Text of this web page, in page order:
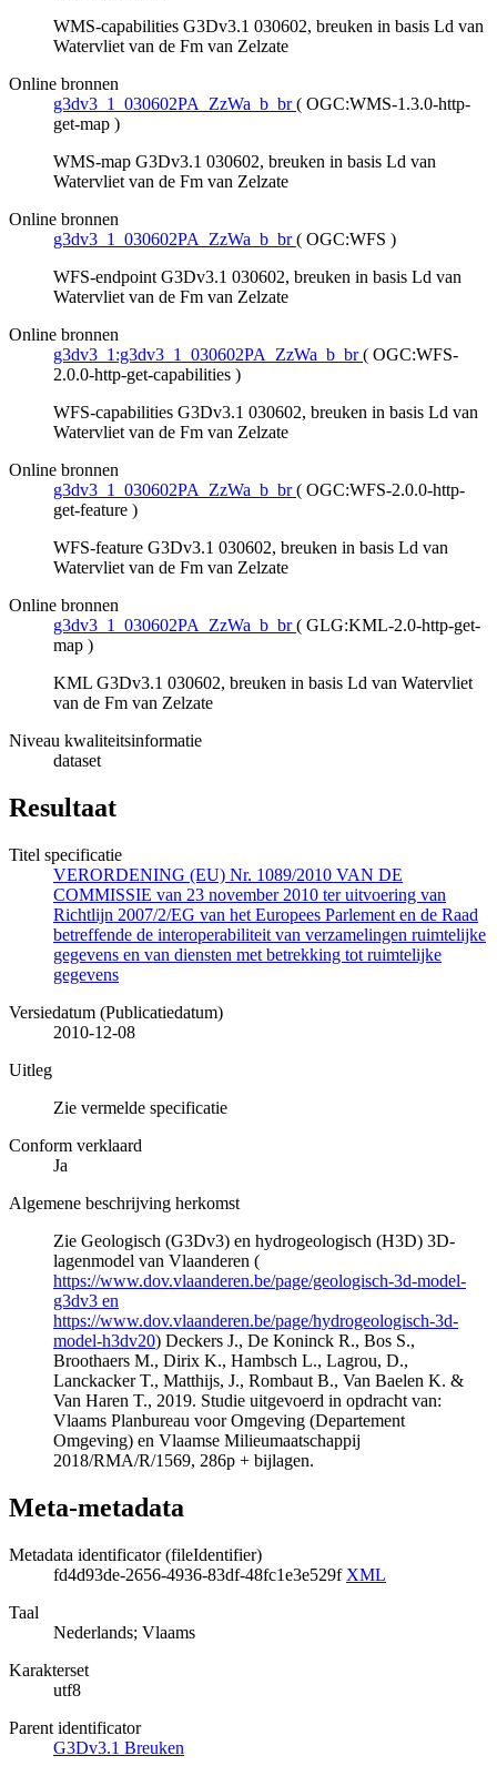
WMS-capabilities G3Dv3.1 030602, breuken in basis Ld van
Watervliet van de Fm van Zelzate
Online bronnen
g3dv3_1_030602PA_ZzWa_b_br ( OGC:WMS-1.3.0-http-
get-map )
WMS-map G3Dv3.1 030602, breuken in basis Ld van
Watervliet van de Fm van Zelzate
Online bronnen
g3dv3_1_030602PA_ZzWa_b_br ( OGC:WFS )
WFS-endpoint G3Dv3.1 030602, breuken in basis Ld van
Watervliet van de Fm van Zelzate
Online bronnen
g3dv3_1:g3dv3_1_030602PA_ZzWa_b_br ( OGC:WFS-
2.0.0-http-get-capabilities )
WFS-capabilities G3Dv3.1 030602, breuken in basis Ld van
Watervliet van de Fm van Zelzate
Online bronnen
g3dv3_1_030602PA_ZzWa_b_br ( OGC:WFS-2.0.0-http-
get-feature )
WFS-feature G3Dv3.1 030602, breuken in basis Ld van
Watervliet van de Fm van Zelzate
Online bronnen
g3dv3_1_030602PA_ZzWa_b_br ( GLG:KML-2.0-http-get-
map )
KML G3Dv3.1 030602, breuken in basis Ld van Watervliet
van de Fm van Zelzate
Niveau kwaliteitsinformatie
dataset
Resultaat
Titel specificatie
VERORDENING (EU) Nr. 1089/2010 VAN DE
COMMISSIE van 23 november 2010 ter uitvoering van
Richtlijn 2007/2/EG van het Europees Parlement en de Raad
betreffende de interoperabiliteit van verzamelingen ruimtelijke
gegevens en van diensten met betrekking tot ruimtelijke
gegevens
Versiedatum (Publicatiedatum)
2010-12-08
Uitleg
Zie vermelde specificatie
Conform verklaard
Ja
Algemene beschrijving herkomst
Zie Geologisch (G3Dv3) en hydrogeologisch (H3D) 3D-
lagenmodel van Vlaanderen (
https://www.dov.vlaanderen.be/page/geologisch-3d-model-
g3dv3 en
https://www.dov.vlaanderen.be/page/hydrogeologisch-3d-
model-h3dv20) Deckers J., De Koninck R., Bos S.,
Broothaers M., Dirix K., Hambsch L., Lagrou, D.,
Lanckacker T., Matthijs, J., Rombaut B., Van Baelen K. &
Van Haren T., 2019. Studie uitgevoerd in opdracht van:
Vlaams Planbureau voor Omgeving (Departement
Omgeving) en Vlaamse Milieumaatschappij
2018/RMA/R/1569, 286p + bijlagen.
Meta-metadata
Metadata identificator (fileIdentifier)
fd4d93de-2656-4936-83df-48fc1e3e529f XML
Taal
Nederlands; Vlaams
Karakterset
utf8
Parent identificator
G3Dv3.1 Breuken